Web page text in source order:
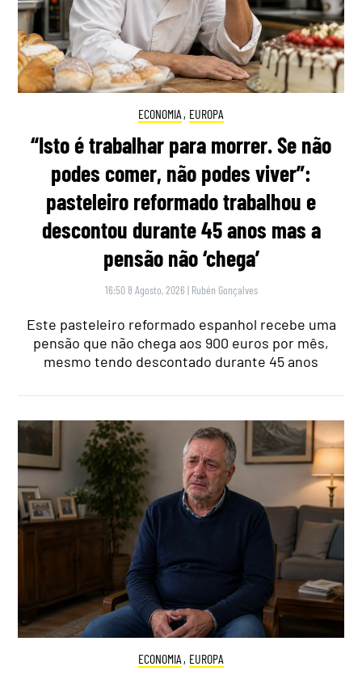
ECONOMIA , EUROPA
“Isto é trabalhar para morrer. Se não
podes comer, não podes viver”:
pasteleiro reformado trabalhou e
descontou durante 45 anos mas a
pensão não ‘chega’
16:50 8 Agosto, 2026 | Rubén Gonçalves
Este pasteleiro reformado espanhol recebe uma
pensão que não chega aos 900 euros por mês,
mesmo tendo descontado durante 45 anos
ECONOMIA , EUROPA